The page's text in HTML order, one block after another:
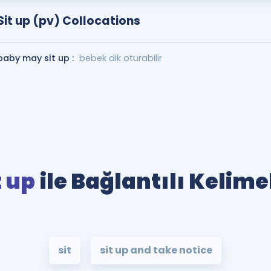
up (pv) Collocations
may sit up : bebek dik oturabilir
up ile Bağlantılı
sit sit up and take notice